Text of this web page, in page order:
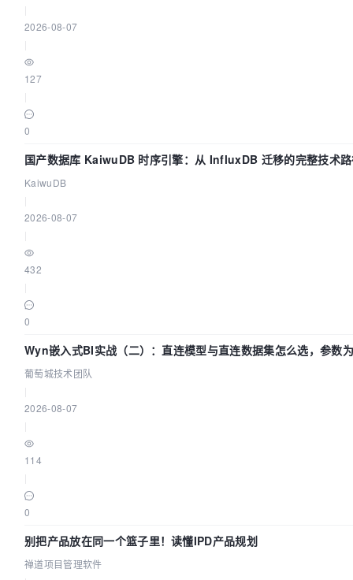
2026-08-07
127
0
国产数据库 KaiwuDB 时序引擎：从 InfluxDB 迁移的完整技术
KaiwuDB
2026-08-07
432
0
Wyn嵌入式BI实战（二）：直连模型与直连数据集怎么选，参数
葡萄城技术团队
2026-08-07
114
0
别把产品放在同一个篮子里！读懂IPD产品规划
禅道项目管理软件